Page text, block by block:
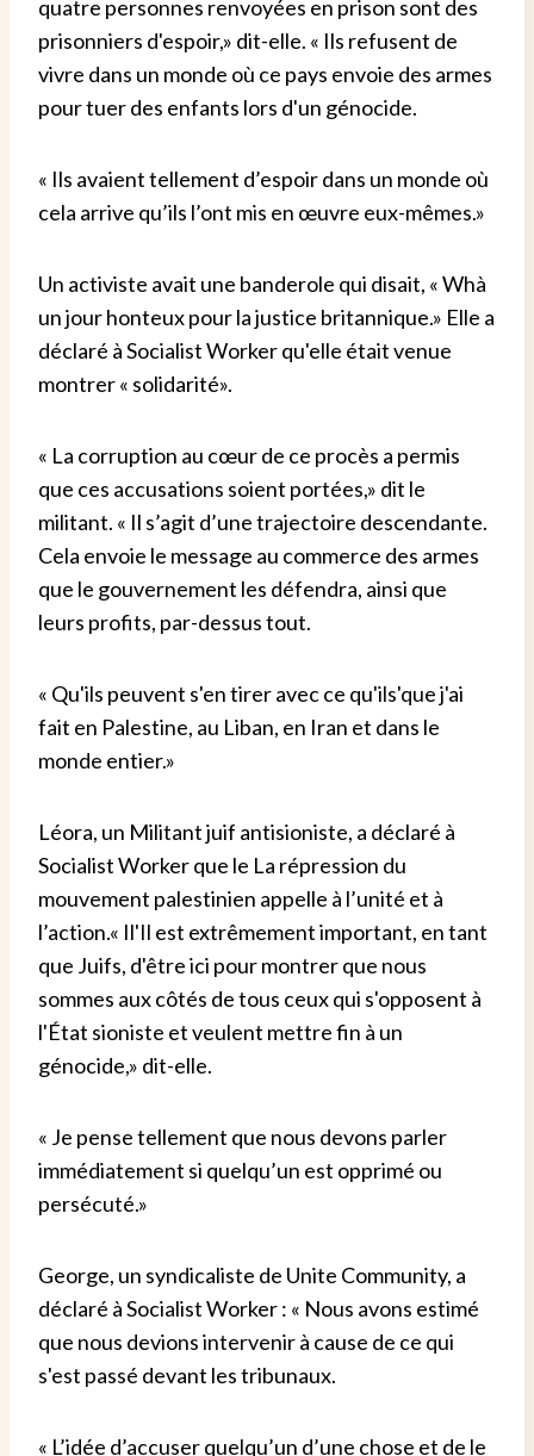
quatre personnes renvoyées en prison sont des
prisonniers d'espoir,» dit-elle. « Ils refusent de
vivre dans un monde où ce pays envoie des armes
pour tuer des enfants lors d'un génocide.
« Ils avaient tellement d’espoir dans un monde où
cela arrive qu’ils l’ont mis en œuvre eux-mêmes.»
Un activiste avait une banderole qui disait, «Whà
un jour honteux pour la justice britannique.» Elle a
déclaré à Socialist Worker qu'elle était venue
montrer« solidarité».
« La corruption au cœur de ce procès a permis
que ces accusations soient portées,» dit le
militant. « Il s’agit d’une trajectoire descendante.
Cela envoie le message au commerce des armes
que le gouvernement les défendra, ainsi que
leurs profits, par-dessus tout.
« Qu'ils peuvent s'en tirer avec ce qu'ils'que j'ai
fait en Palestine, au Liban, en Iran et dans le
monde entier.»
Léora, un Militant juif antisioniste, a déclaré à
Socialist Worker que le La répression du
mouvement palestinien appelle à l’unité et à
l’action.« Il'Il est extrêmement important, en tant
que Juifs, d'être ici pour montrer que nous
sommes aux côtés de tous ceux qui s'opposent à
l'État sioniste et veulent mettre fin à un
génocide,» dit-elle.
« Je pense tellement que nous devons parler
immédiatement si quelqu’un est opprimé ou
persécuté.»
George, un syndicaliste de Unite Community, a
déclaré à Socialist Worker : « Nous avons estimé
que nous devions intervenir à cause de ce qui
s'est passé devant les tribunaux.
« L’idée d’accuser quelqu’un d’une chose et de le